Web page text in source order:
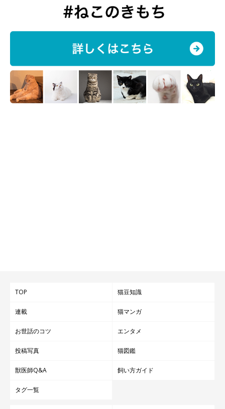
TOP 猫豆知識
連載 猫マンガ
お世話のコツ エンタメ
投稿写真 猫図鑑
獣医師Q&A 飼い方ガイド
タグ一覧